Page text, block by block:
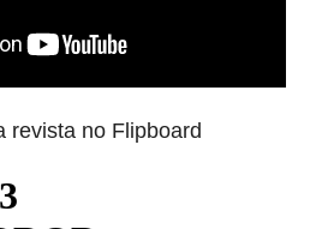
revista no Flipboard